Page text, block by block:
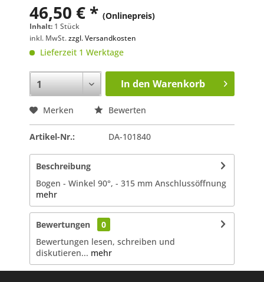
46,50 € * (Onlinepreis)
Inhalt: 1 Stück
inkl. MwSt.zzgl. Versandkosten
Lieferzeit 1 Werktage
In den Warenkorb
Merken Bewerten
Artikel-Nr.: DA-101840
Beschreibung
Bogen - Winkel 90°, - 315 mm Anschlussöffnung
mehr
Bewertungen
0
Bewertungen lesen, schreiben und
diskutieren... mehr